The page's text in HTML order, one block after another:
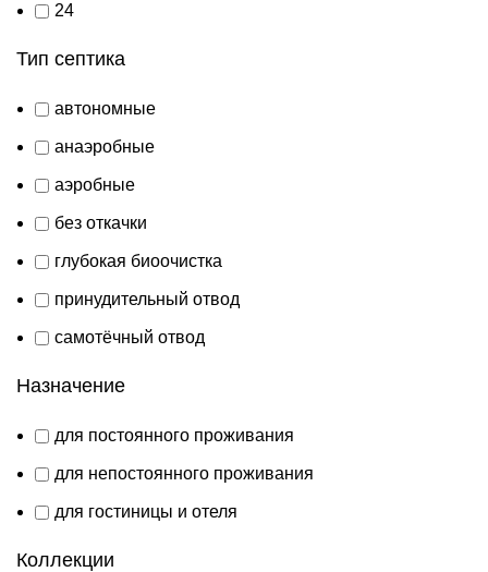
24
Тип септика
автономные
анаэробные
аэробные
без откачки
глубокая биоочистка
принудительный отвод
самотёчный отвод
Назначение
для постоянного проживания
для непостоянного проживания
для гостиницы и отеля
Коллекции